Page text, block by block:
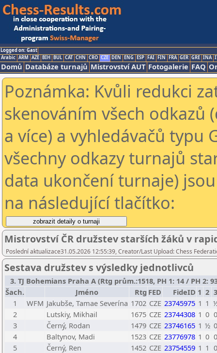
Logged on: Gast
Arabic ARM AZE BIH BUL CAT CHN CRO CZE DEN ENG ESP FAI FIN FRA GER GRE INA
Domů Databáze turnajů Mistrovství AUT Fotogalerie FAQ
Poznámka: Kvůli redukci
skenováním všech odkazů
a více) a vyhledávačů typu
všechny odkazy turnajů
data ukončení turnaje)
na následující tlačítko:
Mistrovství ČR družstev starších žáků v
Poslední aktualizace31.05.2026 12:55:39, Creator/Last Upload: Chess
Sestava družstev s výsledky jednotlivců
3. TJ Bohemians Praha A (Rtg prům.:1518, PH 1: 14 / PH 2:
Šach.
Jméno Rtg FED FideID 1 2 3
1
WFM Jakubše, Tamae Severína 1702 CZE 23745975 1 1
2
Lutskiy, Mikhail 1675 CZE 23744308 1 0
3
Černý, Rodan 1479 CZE 23746165 1 ½
4
Baltynov, Madi 1523 CZE 23776978 1 0
5
Černý, Ren 1452 CZE 23754559 1 1